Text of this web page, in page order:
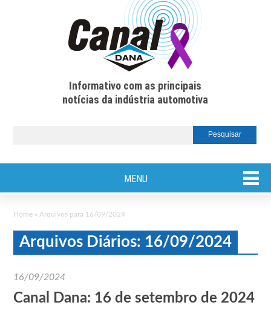
Informativo com as principais
notícias da indústria automotiva
MENU
Home » Arquivos para 16/09/2024
Arquivos Diários: 16/09/2024
16/09/2024
Canal Dana: 16 de setembro de 2024